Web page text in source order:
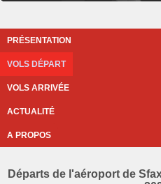
PRÉSENTATION
VOLS DÉPART
VOLS ARRIVÉE
ACTUALITÉ
A PROPOS
Départs de l'aéroport de